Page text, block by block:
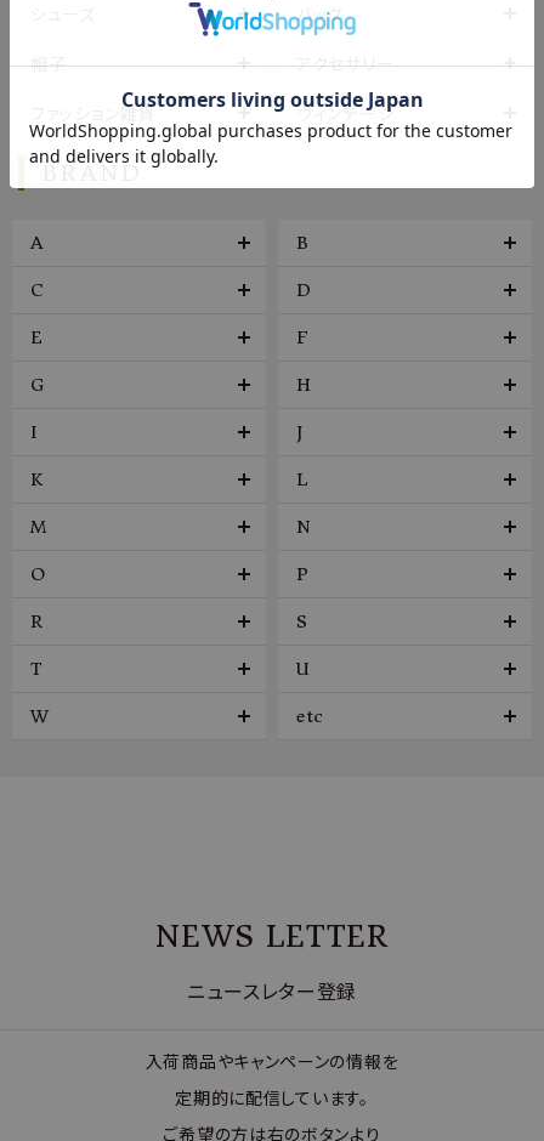
バッグ
帽子 アクセサリー
ファッション雑貨 ヴィンテージ
A B
C D
E F
G H
I J
K L
M N
O P
R S
T U
W etc
NEWS LETTER
ニュースレター登録
入荷商品やキャンペーンの情報を
定期的に配信しています。
ご希望の方は右のボタンより